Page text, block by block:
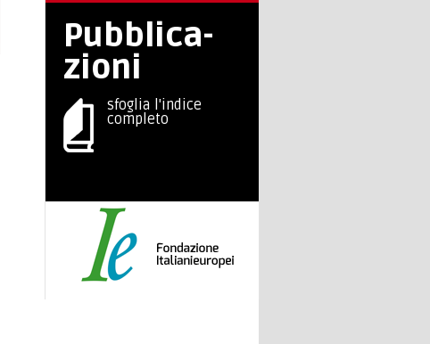
Pubblica-
zioni
sfoglia l'indice
completo